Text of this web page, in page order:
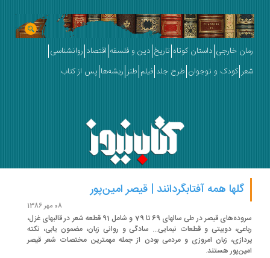
خارجی داستان کوتاه تاریخ دین و فلسفه اقتصاد روانشناسی
کودک و نوجوان طرح جلد فیلم طنز ریشه‌ها پس از کتاب
گلها همه آفتابگردانند | قیصر امین‌پور
سروده‌های قیصر در طی سالهای 69 تا 79 و شامل 91 قطعه شعر در قالبهای غزل،
دوبیتی و قطعات نیمایی... سادگی و روانی زبان، مضمون یابی، نکته
زبان امروزی و مردمی بودن از جمله مهمترین مختصات شعر قیصر
هستند.